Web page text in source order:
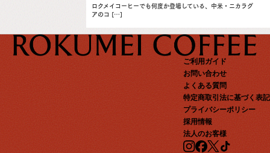
ロクメイコーヒーでも何度か登場している、中米・ニカラグ
アのコ […]
ご利用ガイド
お問い合わせ
よくある質問
特定商取引法に基づく表記
プライバシーポリシー
採用情報
法人のお客様